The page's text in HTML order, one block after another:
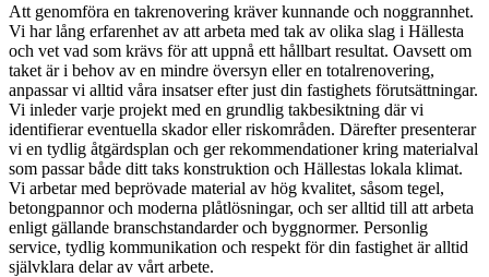
Att genomföra en takrenovering kräver kunnande och noggrannhet.
Vi har lång erfarenhet av att arbeta med tak av olika slag i Hällesta
och vet vad som krävs för att uppnå ett hållbart resultat. Oavsett om
taket är i behov av en mindre översyn eller en totalrenovering,
anpassar vi alltid våra insatser efter just din fastighets förutsättningar.
Vi inleder varje projekt med en grundlig takbesiktning där vi
identifierar eventuella skador eller riskområden. Därefter presenterar
vi en tydlig åtgärdsplan och ger rekommendationer kring materialval
som passar både ditt taks konstruktion och Hällestas lokala klimat.
Vi arbetar med beprövade material av hög kvalitet, såsom tegel,
betongpannor och moderna plåtlösningar, och ser alltid till att arbeta
enligt gällande branschstandarder och byggnormer. Personlig
service, tydlig kommunikation och respekt för din fastighet är alltid
självklara delar av vårt arbete.